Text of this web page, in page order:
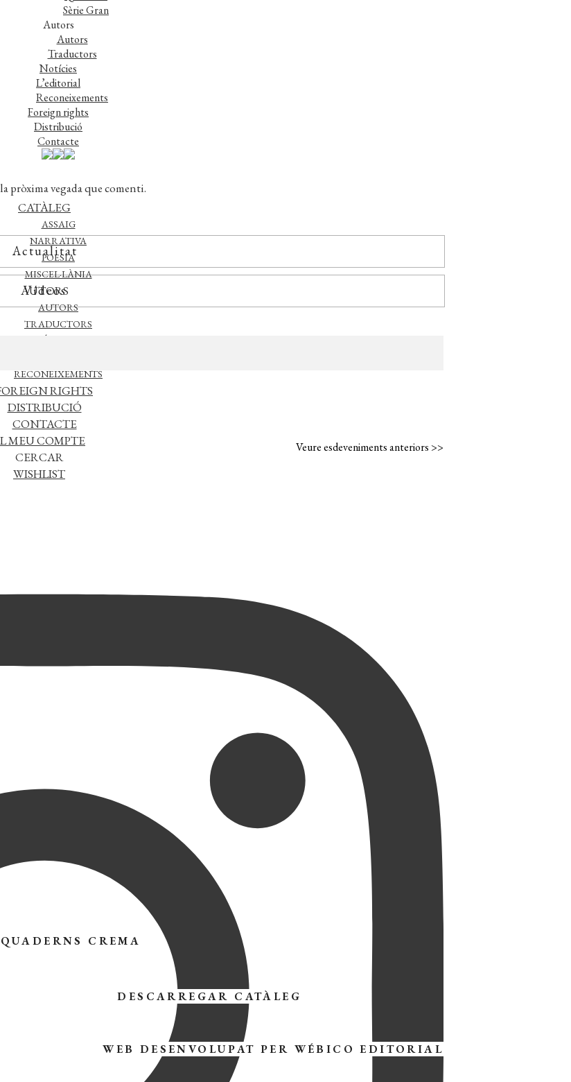
Sèrie Gran
Autors
Autors
Traductors
Notícies
L’editorial
Reconeixements
Foreign rights
Distribució
Contacte
CATÀLEG
ASSAIG
NARRATIVA
POESIA
MISCEL·LÀNIA
AUTORS
AUTORS
TRADUCTORS
NOTÍCIES
RECONEIXEMENTS
RIGHTS
DISTRIBUCIÓ
CONTACTE
MEU COMPTE
CERCAR
WISHLIST
pròxima vegada que comenti.
Actualitat
Vídeos
Veure esdeveniments anteriors >>
CREMA
DESCARREGAR CATÀLEG
WEB DESENVOLUPAT PER WÉBICO EDITORIAL